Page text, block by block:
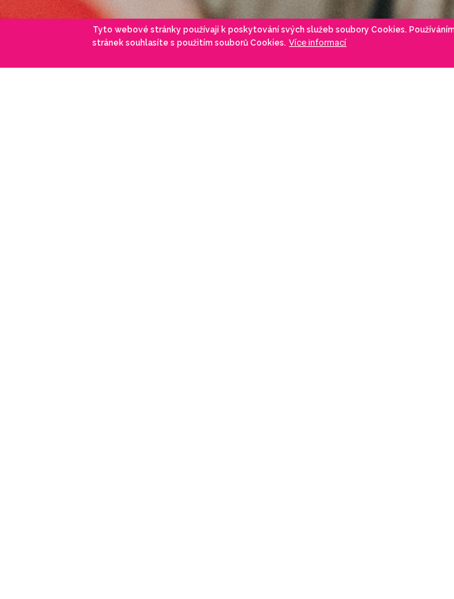
Tyto webové stránky používají k poskytování svých služeb soubory Cookies.
stránek souhlasíte s použitím souborů Cookies. Více informací